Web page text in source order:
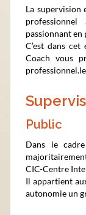
La supervision
passionnant
C’est dans
Coach vous
Public
Dans le
CIC-Centre
Il appartient
autonomie un